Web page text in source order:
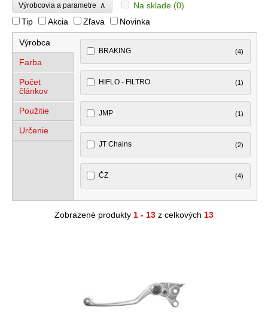
Výrobcovia a parametre ∧ Na sklade (0)
Tip
Akcia Zľava Novinka
Výrobca
Farba
Počet
článkov
Použitie
Určenie
BRAKING (4)
HIFLO - FILTRO (1)
JMP (1)
JT Chains (2)
ČZ (4)
Zobrazené produkty 1 - 13 z celkových 13